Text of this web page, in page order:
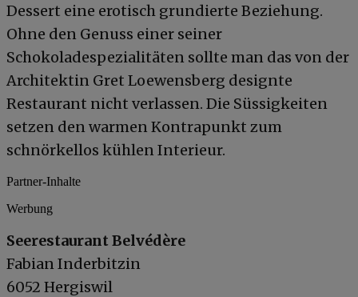
Dessert eine erotisch grundierte Beziehung.
Ohne den Genuss einer seiner
Schokoladespezialitäten sollte man das von der
Architektin Gret Loewensberg designte
Restaurant nicht verlassen. Die Süssigkeiten
setzen den warmen Kontrapunkt zum
schnörkellos kühlen Interieur.
Partner-Inhalte
Werbung
Seerestaurant Belvédère
Fabian Inderbitzin
6052 Hergiswil